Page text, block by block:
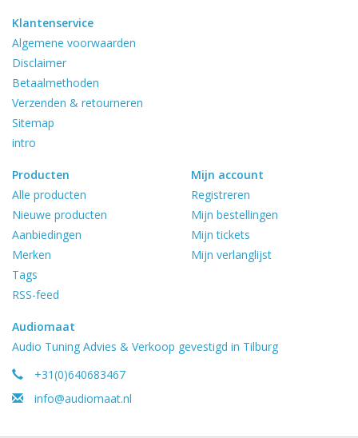
Klantenservice
Algemene voorwaarden
Disclaimer
Betaalmethoden
Verzenden & retourneren
Sitemap
intro
Producten
Alle producten
Nieuwe producten
Aanbiedingen
Merken
Tags
RSS-feed
Mijn account
Registreren
Mijn bestellingen
Mijn tickets
Mijn verlanglijst
Audiomaat
Audio Tuning Advies & Verkoop gevestigd in Tilburg
+31(0)640683467
info@audiomaat.nl